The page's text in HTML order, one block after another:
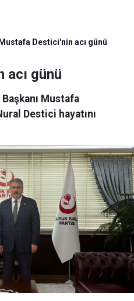
Mustafa Destici'nin acı günü
günü
Mustafa
Destici hayatını